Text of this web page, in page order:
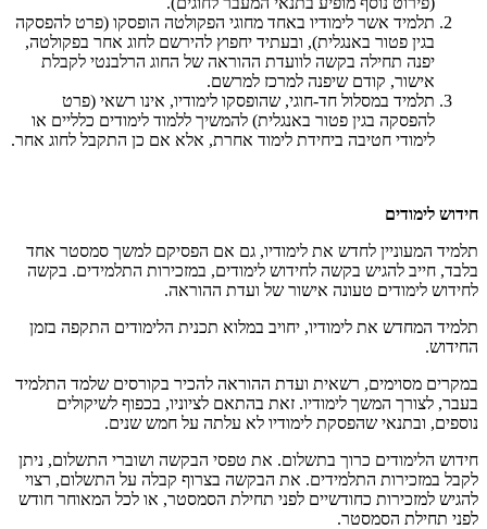
תלמיד אשר לימודיו באחד מחוגי הפקולטה הופסקו (פרט להפסקה
בגין פטור באנגלית), ובעתיד יחפוץ להירשם לחוג אחר בפקולטה,
יפנה תחילה בקשה לוועדת ההוראה של החוג הרלבנטי לקבלת
אישור, קודם שיפנה למרכז למרשם.
תלמיד במסלול חד-חוגי, שהופסקו לימודיו, אינו רשאי (פרט
להפסקה בגין פטור באנגלית) להמשיך ללמוד לימודים כלליים או
לימודי חטיבה ביחידת לימוד אחרת, אלא אם כן התקבל לחוג אחר.
חידוש לימודים
תלמיד המעוניין לחדש את לימודיו, גם אם הפסיקם למשך סמסטר אחד
בלבד, חייב להגיש בקשה לחידוש לימודים, במזכירות התלמידים. בקשה
לחידוש לימודים טעונה אישור של ועדת ההוראה.
תלמיד המחדש את לימודיו, יחויב במלוא תכנית הלימודים התקפה בזמן
החידוש.
במקרים מסוימים, רשאית ועדת ההוראה להכיר בקורסים שלמד התלמיד
בעבר, לצורך המשך לימודיו. זאת בהתאם לציוניו, בכפוף לשיקולים
נוספים, ובתנאי שהפסקת לימודיו לא עלתה על חמש שנים.
חידוש הלימודים כרוך בתשלום. את טפסי הבקשה ושוברי התשלום, ניתן
לקבל במזכירות התלמידים. את הבקשה בצרוף קבלה על התשלום, רצוי
להגיש למזכירות כחודשיים לפני תחילת הסמסטר, או לכל המאוחר חודש
לפני תחילת הסמסטר.